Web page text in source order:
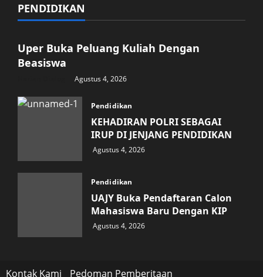
PENDIDIKAN
Pendidikan
Uper Buka Peluang Kuliah Dengan
Beasiswa
Agustus 4, 2026
Pendidikan
KEHADIRAN POLRI SEBAGAI
IRUP DI JENJANG PENDIDIKAN
Agustus 4, 2026
Pendidikan
UAJY Buka Pendaftaran Calon
Mahasiswa Baru Dengan KIP
Agustus 4, 2026
Kontak Kami Pedoman Pemberitaan